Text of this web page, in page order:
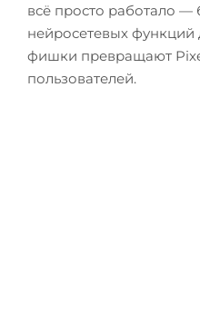
всё просто работало —
нейросетевых функций
фишки превращают
пользователей.